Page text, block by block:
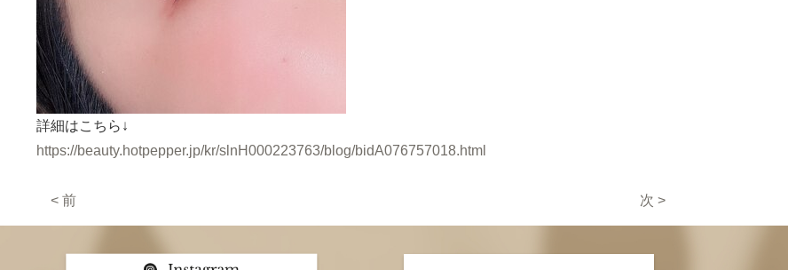
詳細はこちら↓
https://beauty.hotpepper.jp/kr/slnH000223763/blog/bidA076757018.html
< 前 次 >